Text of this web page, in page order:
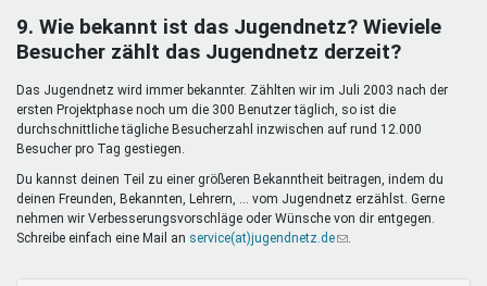
9. Wie bekannt ist das Jugendnetz? Wieviele
Besucher zählt das Jugendnetz derzeit?
Das Jugendnetz wird immer bekannter. Zählten wir im Juli 2003 nach der
ersten Projektphase noch um die 300 Benutzer täglich, so ist die
durchschnittliche tägliche Besucherzahl inzwischen auf rund 12.000
Besucher pro Tag gestiegen.
Du kannst deinen Teil zu einer größeren Bekanntheit beitragen, indem du
deinen Freunden, Bekannten, Lehrern, ... vom Jugendnetz erzählst. Gerne
nehmen wir Verbesserungsvorschläge oder Wünsche von dir entgegen.
Schreibe einfach eine Mail an service(at)jugendnetz.de(Link
E-